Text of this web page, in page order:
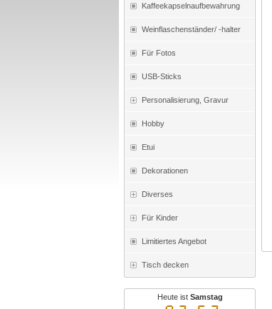
Kaffeekapselnaufbewahrung
Weinflaschenständer/ -halter
Für Fotos
USB-Sticks
Personalisierung, Gravur
Hobby
Etui
Dekorationen
Diverses
Für Kinder
Limitiertes Angebot
Tisch decken
Heute ist Samstag